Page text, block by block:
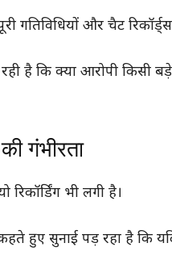
और चैट
है कि क्या आरोपी किसी
गंभीरता
भी लगी है।
हुए सुनाई पड़ रहा है कि